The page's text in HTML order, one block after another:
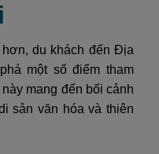
du khách đến Địa
một số điểm tham
mang đến bối cảnh
sản văn hóa và thiên